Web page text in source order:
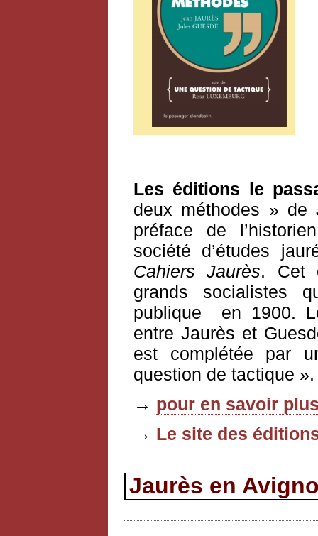
Les éditions le
deux méthodes » de
préface de
société d’études
Cahiers Jaurès. Cet
grands socialistes
publique
en 1900.
entre Jaurès et
est complétée par
question de tactique ».
→ pour en savoir
→ Le site des
Jaurès en